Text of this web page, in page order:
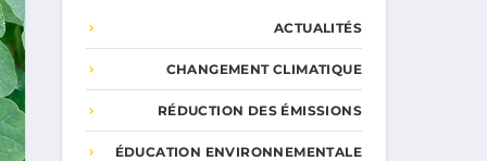
ACTUALITÉS
CHANGEMENT CLIMATIQUE
RÉDUCTION DES ÉMISSIONS
ÉDUCATION ENVIRONNEMENTALE